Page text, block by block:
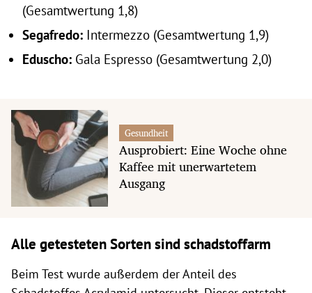
(Gesamtwertung 1,8)
Segafredo: Intermezzo (Gesamtwertung 1,9)
Eduscho: Gala Espresso (Gesamtwertung 2,0)
Gesundheit
Ausprobiert: Eine Woche ohne
Kaffee mit unerwartetem
Ausgang
Alle getesteten Sorten sind schadstoffarm
Beim Test wurde außerdem der Anteil des